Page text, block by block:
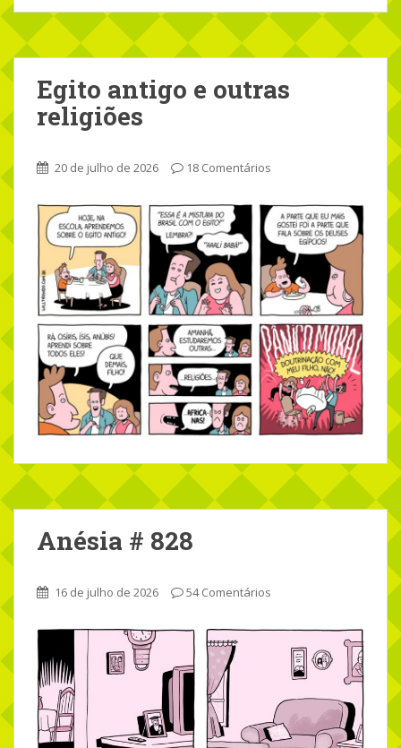
Egito antigo e outras
religiões
20 de julho de 2026 18 Comentários
Anésia # 828
16 de julho de 2026 54 Comentários